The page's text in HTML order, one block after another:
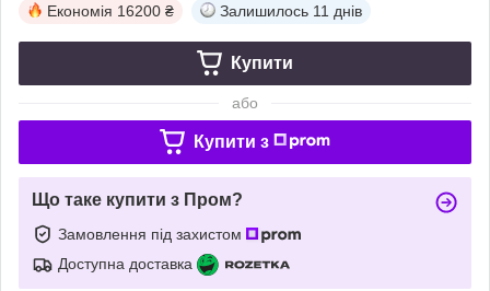
Економія 16200 ₴ Залишилось 11 днів
Купити
або
Купити з
Що таке купити з Пром?
Замовлення під захистом
Доступна доставка